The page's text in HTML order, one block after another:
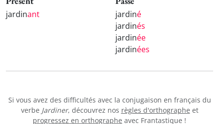
jardinant jardiné
jardinés
jardinée
jardinées
Si vous avez des difficultés avec la conjugaison en français du
verbe Jardiner, découvrez nos règles d'orthographe et
progressez en orthographe avec Frantastique !